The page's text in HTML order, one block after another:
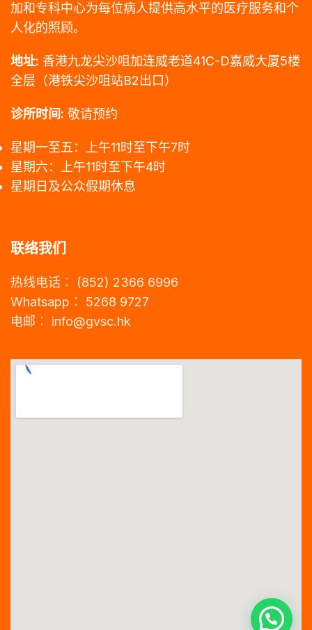
加和专科中心为每位病人提供高水平的医疗服务和个
人化的照顾。
地址: 香港九龙尖沙咀加连威老道41C-D嘉威大厦5楼
全层（港铁尖沙咀站B2出口）
诊所时间: 敬请预约
星期一至五：上午11时至下午7时
星期六：上午11时至下午4时
星期日及公众假期休息
联络我们
热线电话︰ (852) 2366 6996
Whatsapp︰ 5268 9727
电邮︰ info@gvsc.hk